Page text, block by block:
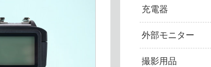
充電器
外部モニター
撮影用品